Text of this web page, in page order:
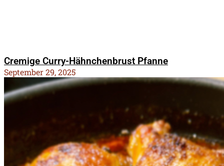
Cremige Curry-Hähnchenbrust Pfanne
September 29, 2025